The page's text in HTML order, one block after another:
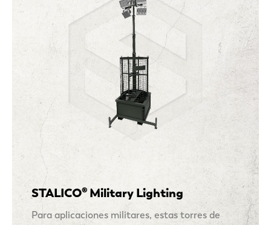
STALICO® Military Lighting
Para aplicaciones militares, estas torres de